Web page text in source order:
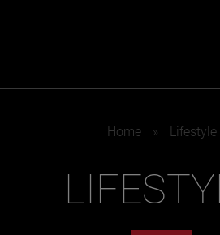
Kunst &
Home » Lifestyle